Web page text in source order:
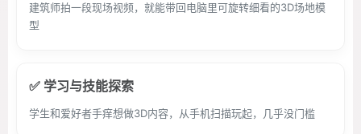
建筑师拍一段现场视频，就能带回电脑里可旋转细看的3D场地模
型
✅ 学习与技能探索
学生和爱好者手痒想做3D内容，从手机扫描玩起，几乎没门槛